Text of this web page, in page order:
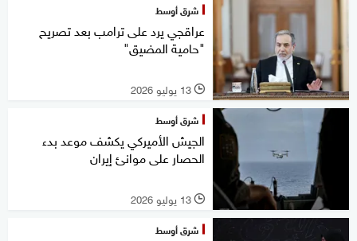
شرق أوسط
عراقجي يرد على ترامب بعد تصريح
"حامية المضيق"
l 13 يوليو 2026
شرق أوسط
الجيش الأميركي يكشف موعد بدء
الحصار على موانئ إيران
l 13 يوليو 2026
شرق أوسط